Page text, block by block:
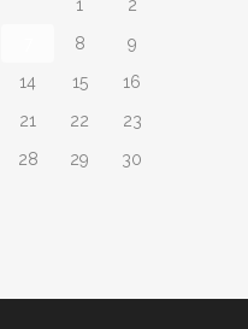
1
2
8
9
14 15
16
21 22
23
28 29
30